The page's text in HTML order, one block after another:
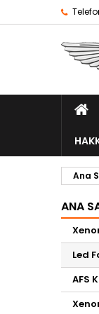
Ana
ANA
Led
AFS